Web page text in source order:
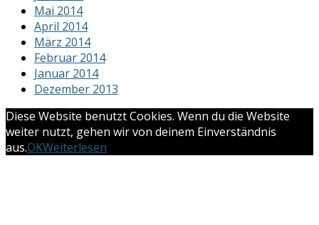
Mai 2014
April 2014
März 2014
Februar 2014
Januar 2014
Dezember 2013
Diese Website benutzt Cookies. Wenn du die Website
weiter nutzt, gehen wir von deinem Einverständnis
aus.OKWeiterlesen